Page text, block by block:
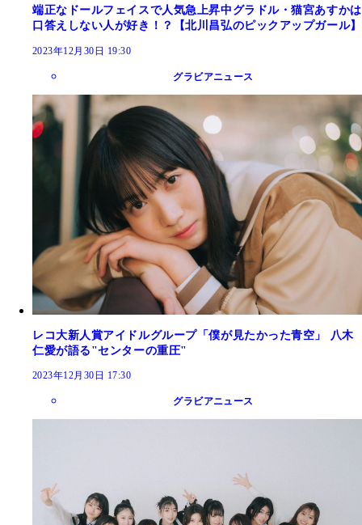
端正なドールフェイスで人気急上昇中グラドル・猫宮あすかは
口答えしない人が好き！？【北川昌弘のピックアップガール】
2023年12月30日 19:30
グラビアニュース
レコ大新人賞アイドルグループ「僕が見たかった青空」 八木
仁愛が語る"センターの重圧"
2023年12月30日 17:30
グラビアニュース